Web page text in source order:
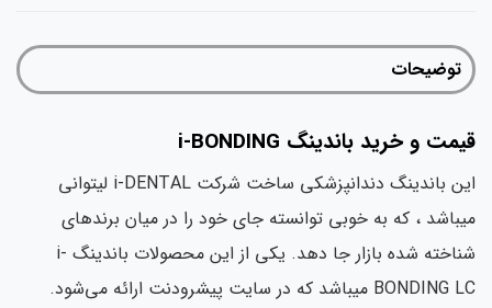
توضیحات
قیمت و خرید باندینگ i-BONDING
این باندینگ دندانپزشکی ساخت شرکت i-DENTAL لیتوانی
میباشد ، که به خوبی توانسته جای خود را در میان برندهای
شناخته شده بازار جا دهد. یکی از این محصولات باندینگ i-
BONDING LC میباشد که در سایت پیشرودنت ارائه می‌شود.